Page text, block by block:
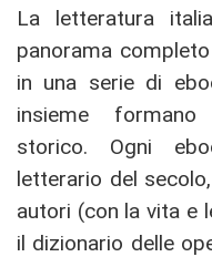
La letteratura
panorama
in una serie di
insieme
storico. Ogni
letterario del
autori (con la vita e
il dizionario delle